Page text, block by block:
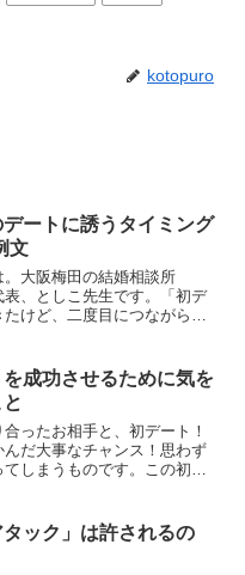
kotopuro
ートに誘うタイミング
文
。大阪梅田の結婚相談所
表、としこ先生です。「初デ
けど、二度目につながらな
ます。でも安心してくださ
ングと伝え方を変...
成功させるために気を
ったお相手と、初デート！
んだ大事なチャンス！思わず
てしまうものです。この初デ
ねません。そんなことは避け
婚活の初デート...
タック」は許されるの